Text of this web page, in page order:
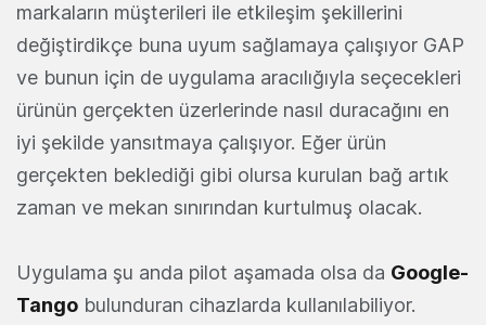
markaların müşterileri ile etkileşim şekillerini
değiştirdikçe buna uyum sağlamaya çalışıyor GAP
ve bunun için de uygulama aracılığıyla seçecekleri
ürünün gerçekten üzerlerinde nasıl duracağını en
iyi şekilde yansıtmaya çalışıyor. Eğer ürün
gerçekten beklediği gibi olursa kurulan bağ artık
zaman ve mekan sınırından kurtulmuş olacak.
Uygulama şu anda pilot aşamada olsa da Google-
Tango bulunduran cihazlarda kullanılabiliyor.